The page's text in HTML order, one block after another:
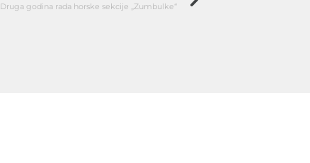
Druga godina rada horske sekcije „Zumbulke“